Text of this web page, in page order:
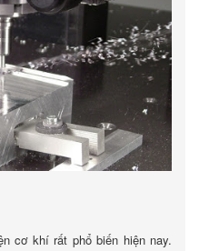
cơ khí rất phổ biến hiện nay.